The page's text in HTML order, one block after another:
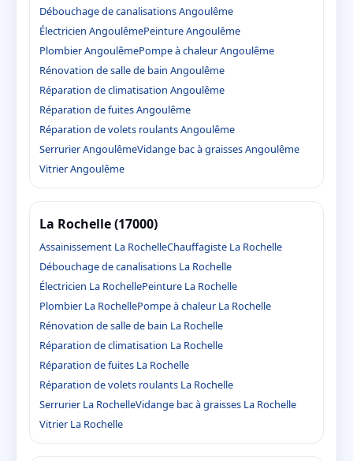
Débouchage de canalisations Angoulême
Électricien AngoulêmePeinture Angoulême
Plombier AngoulêmePompe à chaleur Angoulême
Rénovation de salle de bain Angoulême
Réparation de climatisation Angoulême
Réparation de fuites Angoulême
Réparation de volets roulants Angoulême
Serrurier AngoulêmeVidange bac à graisses Angoulême
Vitrier Angoulême
La Rochelle (17000)
Assainissement La RochelleChauffagiste La Rochelle
Débouchage de canalisations La Rochelle
Électricien La RochellePeinture La Rochelle
Plombier La RochellePompe à chaleur La Rochelle
Rénovation de salle de bain La Rochelle
Réparation de climatisation La Rochelle
Réparation de fuites La Rochelle
Réparation de volets roulants La Rochelle
Serrurier La RochelleVidange bac à graisses La Rochelle
Vitrier La Rochelle